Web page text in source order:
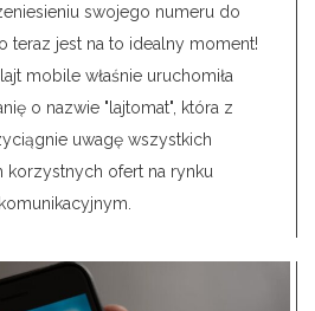
swojego numeru do
teraz jest na to idealny moment!
mobile właśnie uruchomiła
o nazwie "lajtomat", która z
uwagę wszystkich
korzystnych ofert na rynku